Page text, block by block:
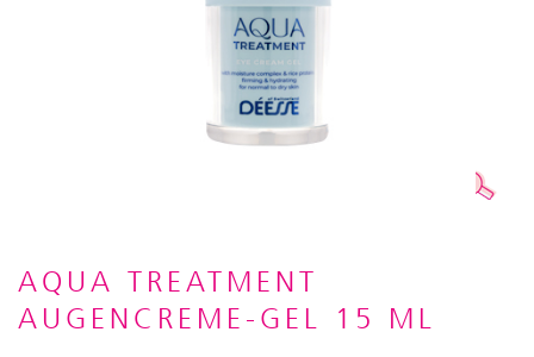
AQUA TREATMENT
AUGENCREME-GEL 15 ML